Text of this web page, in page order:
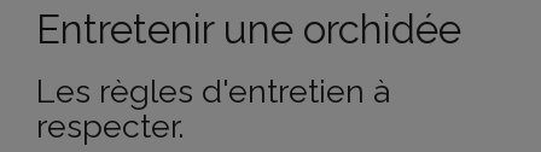
Entretenir une orchidée
Les règles d'entretien à
respecter.